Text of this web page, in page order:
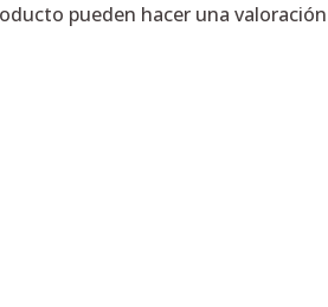
pueden hacer una